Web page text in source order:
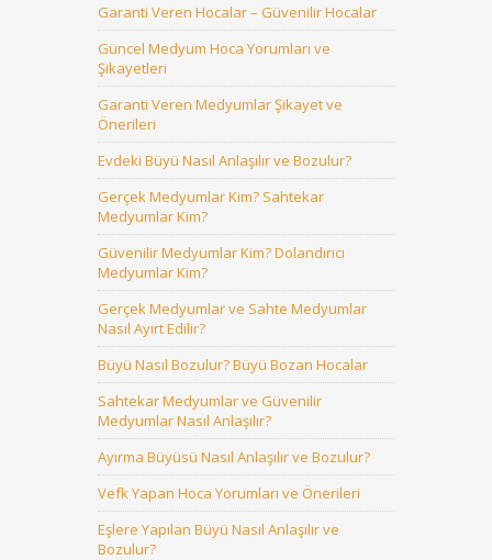
Garanti Veren Hocalar – Güvenilir Hocalar
Güncel Medyum Hoca Yorumları ve
Şikayetleri
Garanti Veren Medyumlar Şikayet ve
Önerileri
Evdeki Büyü Nasıl Anlaşılır ve Bozulur?
Gerçek Medyumlar Kim? Sahtekar
Medyumlar Kim?
Güvenilir Medyumlar Kim? Dolandırıcı
Medyumlar Kim?
Gerçek Medyumlar ve Sahte Medyumlar
Nasıl Ayırt Edilir?
Büyü Nasıl Bozulur? Büyü Bozan Hocalar
Sahtekar Medyumlar ve Güvenilir
Medyumlar Nasıl Anlaşılır?
Ayırma Büyüsü Nasıl Anlaşılır ve Bozulur?
Vefk Yapan Hoca Yorumları ve Önerileri
Eşlere Yapılan Büyü Nasıl Anlaşılır ve
Bozulur?